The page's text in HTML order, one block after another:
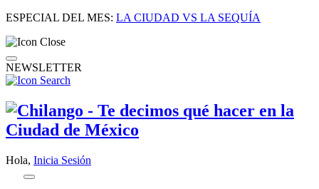
ESPECIAL DEL MES: LA CIUDAD VS LA SEQUÍA
NEWSLETTER
Hola, Inicia Sesión